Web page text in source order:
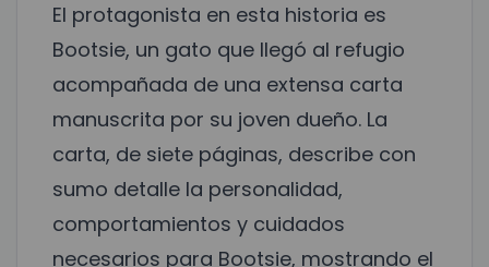
El protagonista en esta historia es
Bootsie, un gato que llegó al refugio
acompañada de una extensa carta
manuscrita por su joven dueño. La
carta, de siete páginas, describe con
sumo detalle la personalidad,
comportamientos y cuidados
necesarios para Bootsie, mostrando el